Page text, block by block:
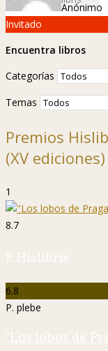
Anónimo
Invitado
Encuentra libros
Categorías
Temas
Premios
(XV ediciones)
1
8.7
P. Hislibris
6.8
P. plebe
"Los lobos de